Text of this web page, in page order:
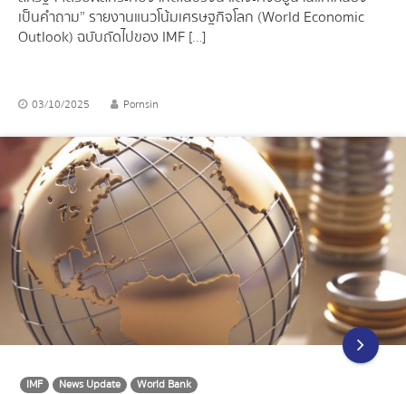
เป็นคำถาม” รายงานแนวโน้มเศรษฐกิจโลก (World Economic
Outlook) ฉบับถัดไปของ IMF […]
03/10/2025 Pornsin
IMF News Update World Bank